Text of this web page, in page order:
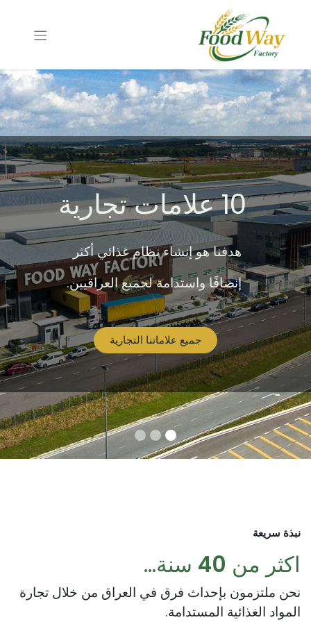
10 علامات تجارية
هدفنا هو إنشاء نظام غذائي أكثر
إنصافًا واستدامة لجميع العراقيين.
جميع علاماتنا التجارية
نبذة سريعة
اكثر من 40 سنة...
نحن ملتزمون بإحداث فرق في العراق من خلال تجارة
المواد الغذائية المستدامة.